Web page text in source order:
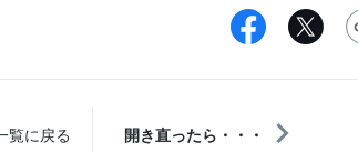
覧に戻る 開き直ったら・・・